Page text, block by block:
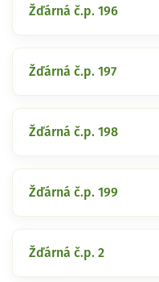
Žďárná č.p. 196
Žďárná č.p. 197
Žďárná č.p. 198
Žďárná č.p. 199
Žďárná č.p. 2